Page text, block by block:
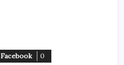
Facebook 0